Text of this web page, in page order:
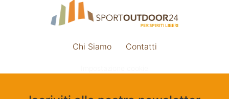
Chi Siamo Contatti